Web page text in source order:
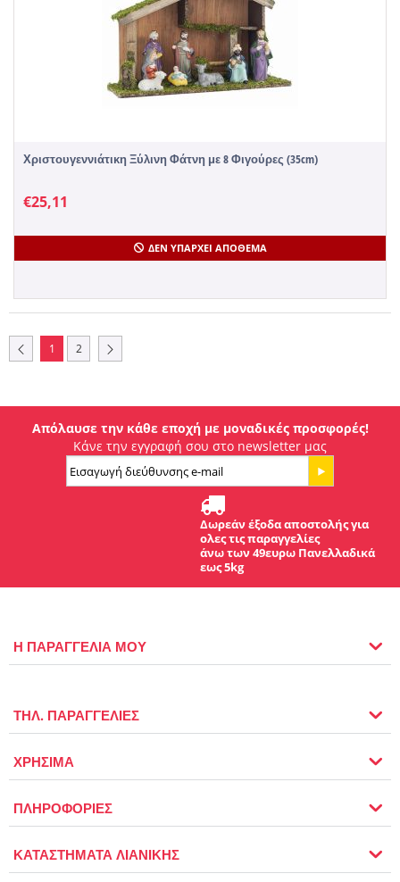
Χριστουγεννιάτικη Ξύλινη Φάτνη με 8 Φιγούρες (35cm)
€25,11
ΔΕΝ ΥΠΆΡΧΕΙ ΑΠΌΘΕΜΑ
1 2
Απόλαυσε την κάθε εποχή με μοναδικές προσφορές!
Κάνε την εγγραφή σου στο newsletter μας
Δωρεάν έξοδα αποστολής για
ολες τις παραγγελίες
άνω των 49ευρω Πανελλαδικά
εως 5kg
Η ΠΑΡΑΓΓΕΛΙΑ ΜΟΥ
ΤΗΛ. ΠΑΡΑΓΓΕΛΙΕΣ
ΧΡΗΣΙΜΑ
ΠΛΗΡΟΦΟΡΙΕΣ
ΚΑΤΑΣΤΗΜΑΤΑ ΛΙΑΝΙΚΗΣ